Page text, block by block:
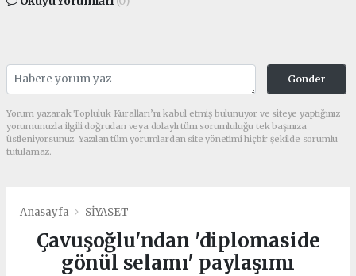
Gonder
Yorum yazarak Topluluk Kuralları’nı kabul etmiş bulunuyor ve siteye yaptığınız
yorumunuzla ilgili doğrudan veya dolaylı tüm sorumluluğu tek başınıza
üstleniyorsunuz. Yazılan tüm yorumlardan site yönetimi hiçbir şekilde sorumlu
tutulamaz.
Anasayfa SİYASET
Çavuşoğlu'ndan 'diplomaside
gönül selamı' paylaşımı